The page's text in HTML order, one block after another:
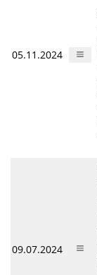
05.11.2024
09.07.2024